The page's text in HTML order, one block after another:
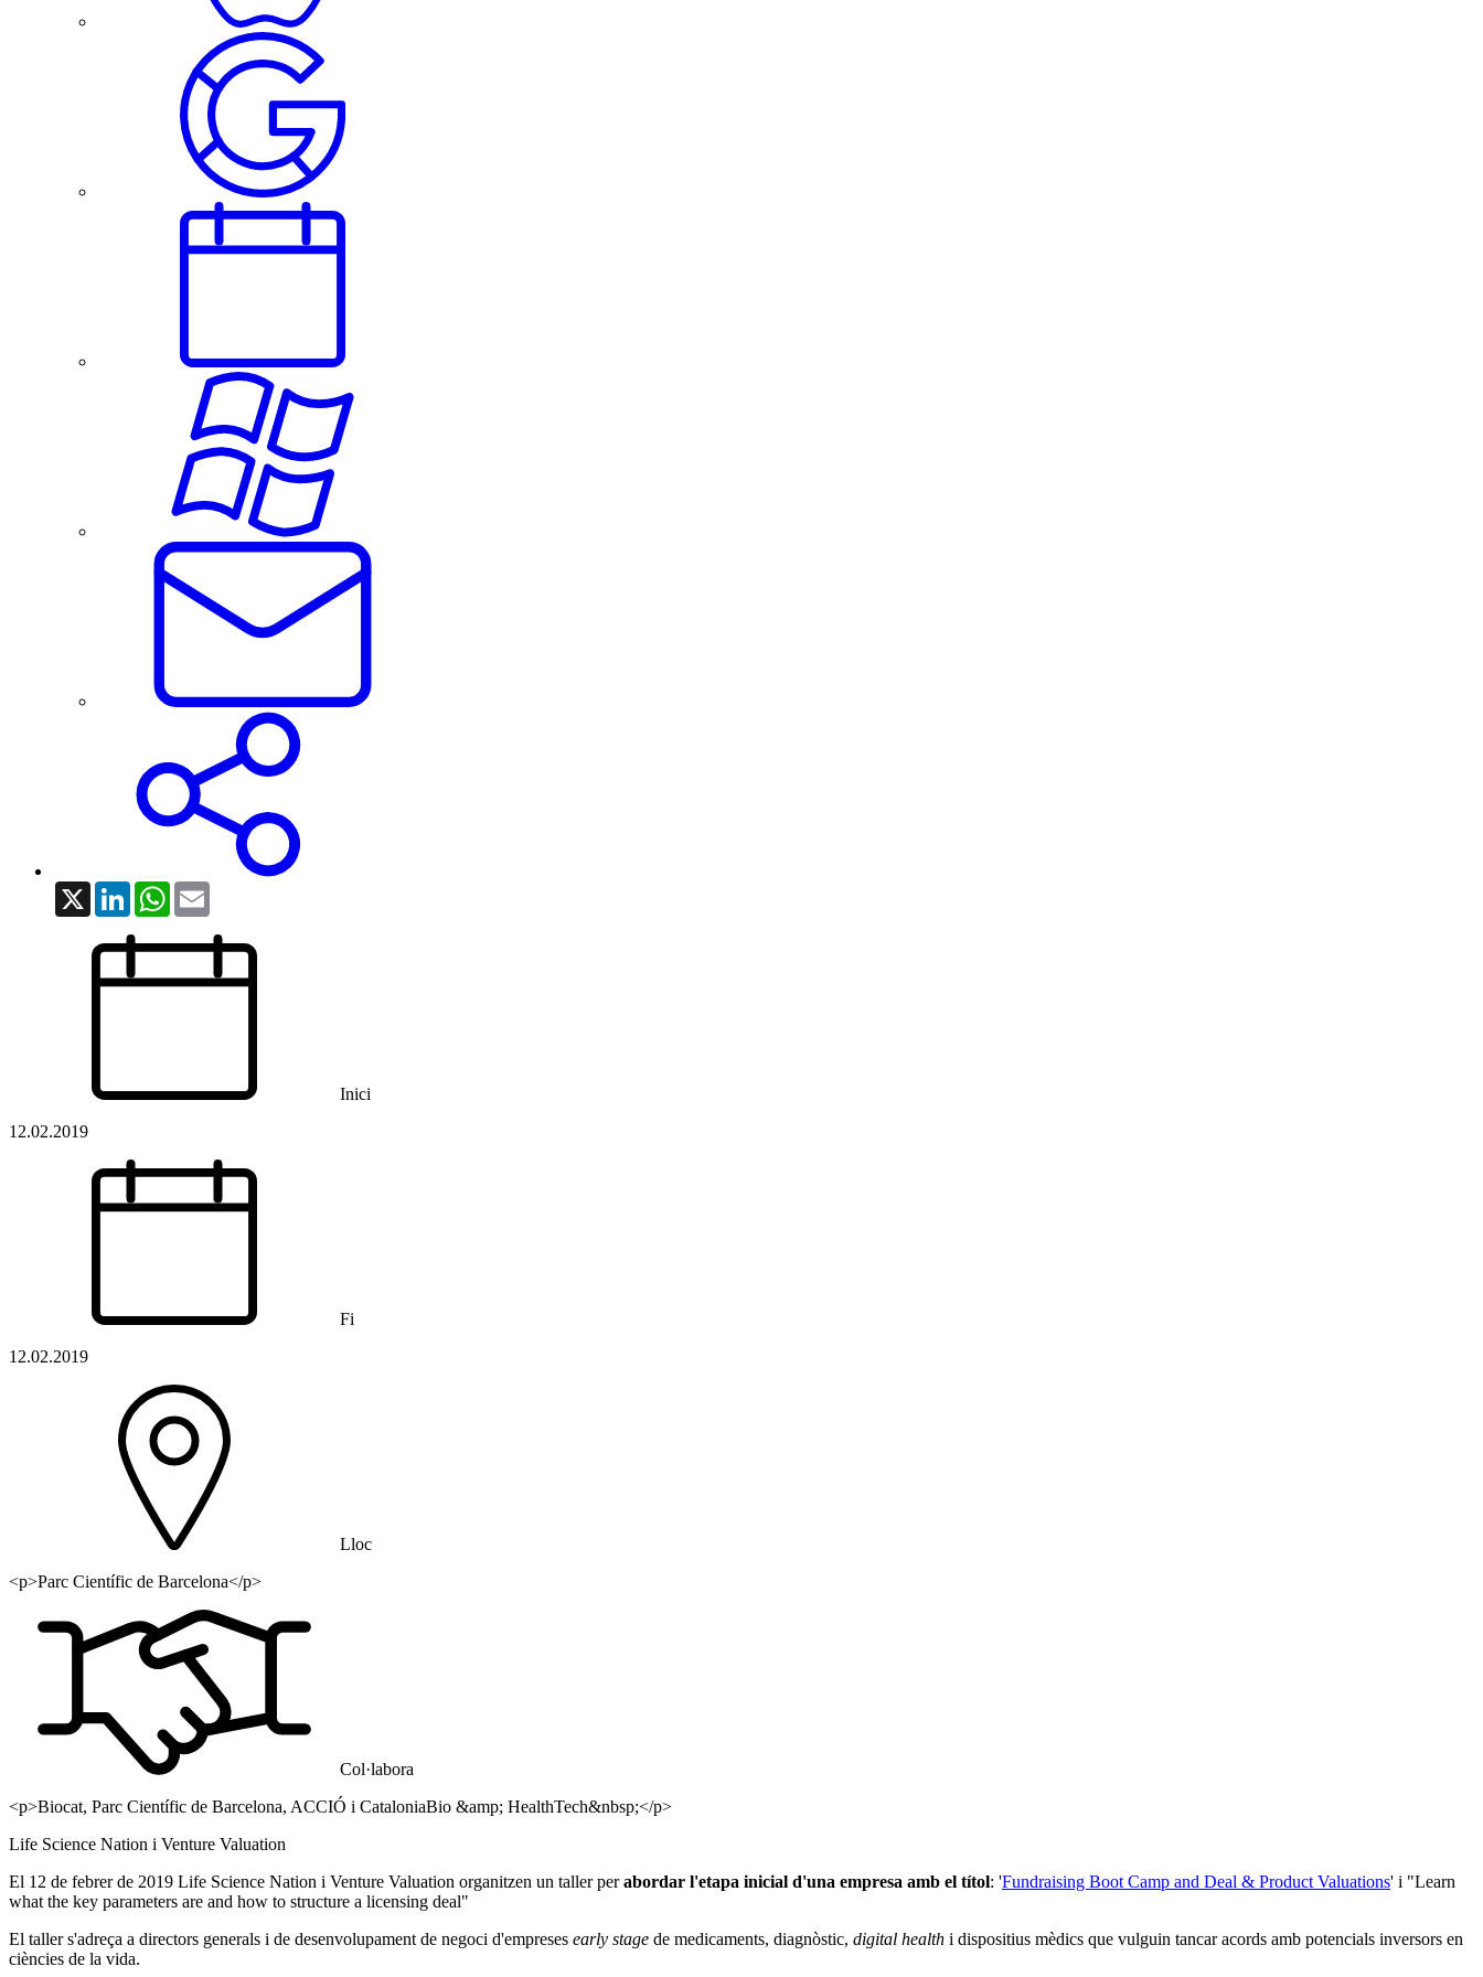
X LinkedInWhatsApp
Inici
12.02.2019
Fi
12.02.2019
Lloc
<p>Parc Científic de Barcelona</p>
Col·labora
<p>Biocat, Parc Científic de Barcelona, ACCIÓ i CataloniaBio &amp; HealthTech&nbsp;</p>
Life Science Nation i Venture Valuation
El 12 de febrer de 2019 Life Science Nation i Venture Valuation organitzen un taller perabordar l'etapa inicial d'una empresa amb el títol: 'Fundraising Boot Camp and Deal & Product Valuations' i "Learn
what the key parameters are and how to structure a licensing deal"
El taller s'adreça a directors generals i de desenvolupament de negoci d'empreses early stage de medicaments, diagnòstic, digital health i dispositius mèdics que vulguin tancar acords amb potencials inversors en
ciències de la vida.